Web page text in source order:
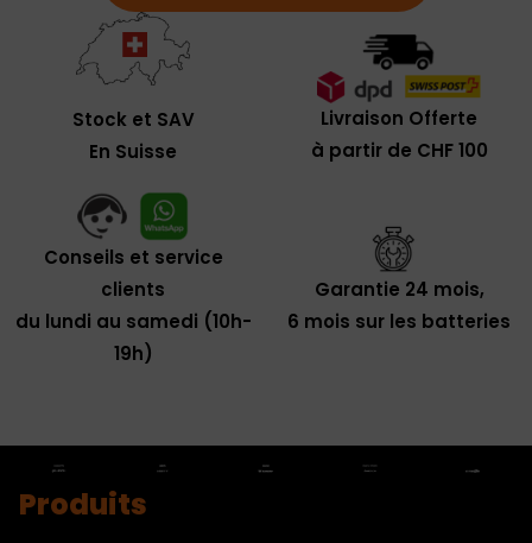
Stock et SAV
En Suisse
Livraison Offerte
à partir de CHF 100
Conseils et service
clients
du lundi au samedi (10h-
19h)
Garantie 24 mois,
6 mois sur les batteries
Produits